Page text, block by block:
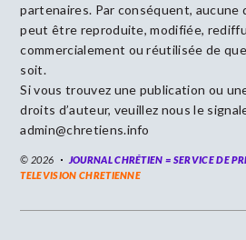
partenaires. Par conséquent, aucune
peut être reproduite, modifiée,
commercialement ou réutilisée de
soit.
Si vous trouvez une publication ou
droits d’auteur, veuillez nous le
admin@chretiens.info
© 2026 JOURNAL CHRÉTIEN = SERVICE DE
TELEVISION CHRETIENNE